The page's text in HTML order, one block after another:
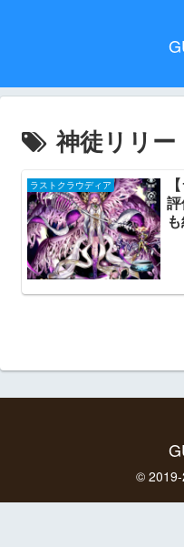
神徒リリー
ラストクラウディア
© 2019-